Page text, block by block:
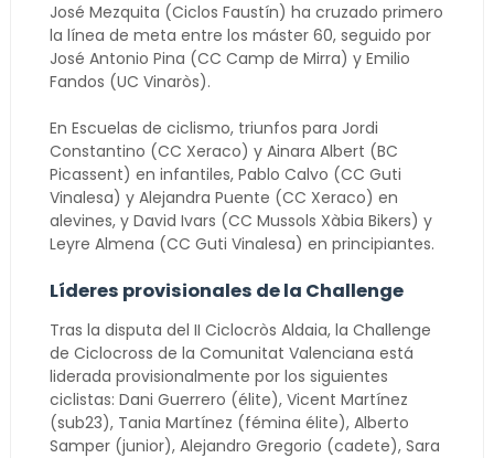
José Mezquita (Ciclos Faustín) ha cruzado primero
la línea de meta entre los máster 60, seguido por
José Antonio Pina (CC Camp de Mirra) y Emilio
Fandos (UC Vinaròs).
En Escuelas de ciclismo, triunfos para Jordi
Constantino (CC Xeraco) y Ainara Albert (BC
Picassent) en infantiles, Pablo Calvo (CC Guti
Vinalesa) y Alejandra Puente (CC Xeraco) en
alevines, y David Ivars (CC Mussols Xàbia Bikers) y
Leyre Almena (CC Guti Vinalesa) en principiantes.
Líderes provisionales de la Challenge
Tras la disputa del II Ciclocròs Aldaia, la Challenge
de Ciclocross de la Comunitat Valenciana está
liderada provisionalmente por los siguientes
ciclistas: Dani Guerrero (élite), Vicent Martínez
(sub23), Tania Martínez (fémina élite), Alberto
Samper (junior), Alejandro Gregorio (cadete), Sara